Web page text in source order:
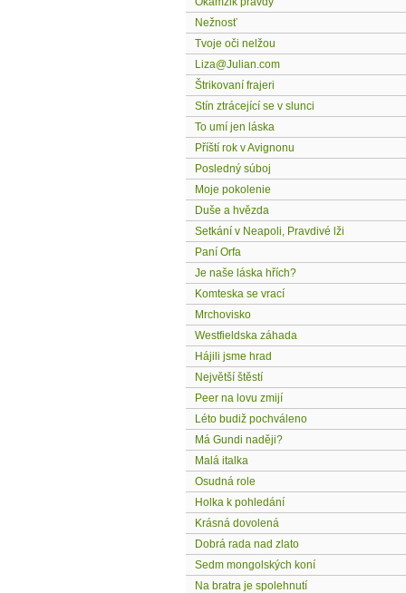
Nežnosť
Tvoje oči nelžou
Liza@Julian.com
Štrikovaní frajeri
Stín ztrácející se v slunci
To umí jen láska
Příští rok v Avignonu
Posledný súboj
Moje pokolenie
Duše a hvězda
Setkání v Neapoli, Pravdivé lži
Paní Orfa
Je naše láska hřích?
Komteska se vrací
Mrchovisko
Westfieldska záhada
Hájili jsme hrad
Největší štěstí
Peer na lovu zmijí
Léto budiž pochváleno
Má Gundi naději?
Malá italka
Osudná role
Holka k pohledání
Krásná dovolená
Dobrá rada nad zlato
Sedm mongolských koní
Na bratra je spolehnutí